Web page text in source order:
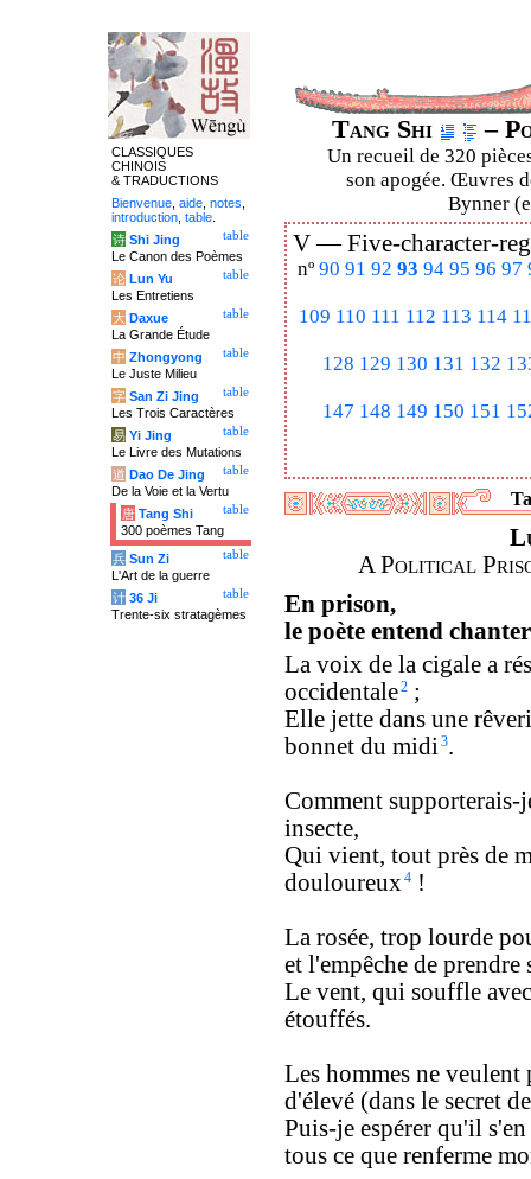
Tang Shi –
Un recueil de 320
son apogée. Œuvres
Bynner
V —Five-character-
nº 90 91 92 93 94 95 96 97
109 110 111 112 113 114
128 129 130 131 132
147 148 149 150 151
A Political
En prison,
le poète entend
La voix de la cigale a
occidentale2 ;
Elle jette dans une
bonnet du midi 3.
Comment supporterais-
insecte,
Qui vient, tout près de
douloureux 4 !
La rosée, trop lourde
et l'empêche de prendre
Le vent, qui souffle
étouffés.
Les hommes ne veulent
d'élevé (dans le secret
Puis-je espérer qu'il
tous ce que renferme
CLASSIQUES
CHINOIS
& TRADUCTIONS
Bienvenue aide notes
introduction table
table
诗 Shi Jing
Le Canon des Poèmes
table
论 Lun Yu
Les Entretiens
table
大 Daxue
La Grande Étude
table
中 Zhongyong
Le Juste Milieu
table
字 San Zi Jing
Les Trois Caractères
table
易 Yi Jing
Le Livre des Mutations
table
道 Dao De Jing
De la Voie et la Vertu
table
唐 Tang Shi
300 poèmes Tang
table
兵 Sun Zi
L'Art de la guerre
table
计 36 Ji
Trente-six stratagèmes